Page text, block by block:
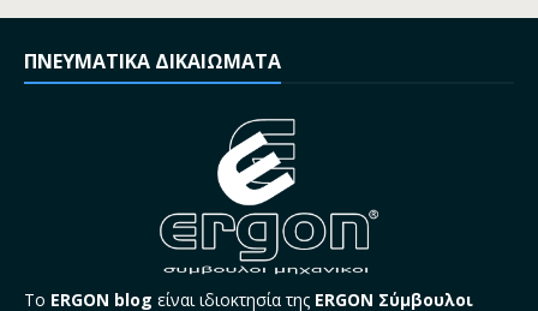
ΠΝΕΥΜΑΤΙΚΑ ΔΙΚΑΙΩΜΑΤΑ
Το ERGON blog είναι ιδιοκτησία της ERGON Σύμβουλοι